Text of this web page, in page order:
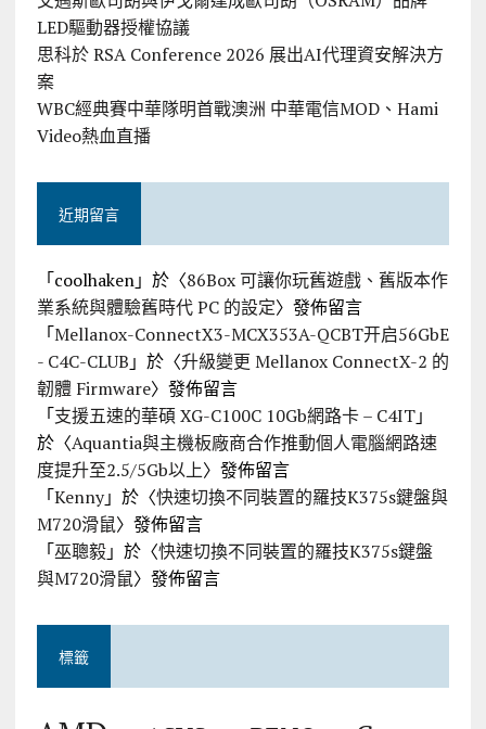
LED驅動器授權協議
思科於 RSA Conference 2026 展出AI代理資安解決方
案
WBC經典賽中華隊明首戰澳洲 中華電信MOD、Hami
Video熱血直播
近期留言
「coolhaken」於〈86Box 可讓你玩舊遊戲、舊版本作
業系統與體驗舊時代 PC 的設定〉發佈留言
「Mellanox-ConnectX3-MCX353A-QCBT开启56GbE
- C4C-CLUB 」於〈升級變更 Mellanox ConnectX-2 的
韌體 Firmware〉發佈留言
「支援五速的華碩 XG-C100C 10Gb網路卡 – C4IT」
於〈Aquantia與主機板廠商合作推動個人電腦網路速
度提升至2.5/5Gb以上〉發佈留言
「Kenny」於〈快速切換不同裝置的羅技K375s鍵盤與
M720滑鼠〉發佈留言
「巫聰毅」於〈快速切換不同裝置的羅技K375s鍵盤
與M720滑鼠〉發佈留言
標籤